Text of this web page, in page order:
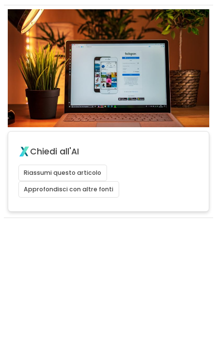
Chiedi all'AI
Riassumi questo articolo
Approfondisci con altre fonti